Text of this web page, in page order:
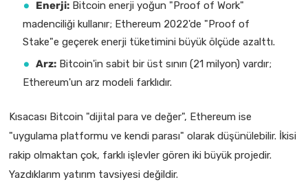
Enerji: Bitcoin enerji yoğun "Proof of Work"
madenciliği kullanır; Ethereum 2022'de "Proof of
Stake"e geçerek enerji tüketimini büyük ölçüde azalttı.
Arz: Bitcoin'in sabit bir üst sınırı (21 milyon) vardır;
Ethereum'un arz modeli farklıdır.
Kısacası Bitcoin "dijital para ve değer", Ethereum ise
"uygulama platformu ve kendi parası" olarak düşünülebilir. İkisi
rakip olmaktan çok, farklı işlevler gören iki büyük projedir.
Yazdıklarım yatırım tavsiyesi değildir.